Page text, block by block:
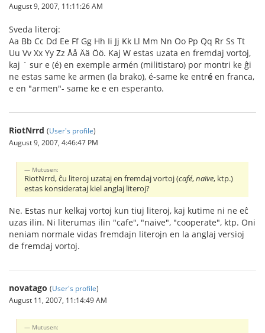
August 9, 2007, 11:11:26 AM
Sveda literoj:
Aa Bb Cc Dd Ee Ff Gg Hh Ii Jj Kk Ll Mm Nn Oo Pp Qq Rr Ss Tt
Uu Vv Xx Yy Zz Åå Ää Öö. Kaj W estas uzata en fremdaj vortoj,
kaj ´ sur e (é) en exemple armén (militistaro) por montri ke ĝi
ne estas same ke armen (la brako), é-same ke entré en franca,
e en "armen"- same ke e en esperanto.
RiotNrrd (User's profile)
August 9, 2007, 4:46:47 PM
Mutusen:
RiotNrrd, ĉu literoj uzataj en fremdaj vortoj (café,naïve, ktp.)
estas konsiderataj kiel anglaj literoj?
Ne. Estas nur kelkaj vortoj kun tiuj literoj, kaj kutime ni ne eĉ
uzas ilin. Ni literumas ilin "cafe", "naive", "cooperate", ktp. Oni
neniam normale vidas fremdajn literojn en la anglaj versioj
de fremdaj vortoj.
novatago (User's profile)
August 11, 2007, 11:14:49 AM
Mutusen: